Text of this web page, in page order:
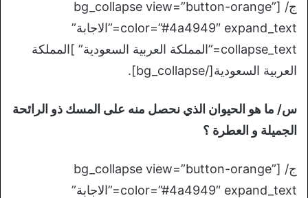
ج/ [bg_collapse view=”button-orange”
color=”#4a4949″ expand_text=”الاجابة”
collapse_text=”المملكة العربية السعودية” ]المملكة
العربية السعودية[/bg_collapse].
س/ ما هو الحيوان الذي نحصل منه على المسك ذو الرائحة
الجميلة و العطرة ؟
ج/ [bg_collapse view=”button-orange”
color=”#4a4949″ expand_text=”الاجابة”